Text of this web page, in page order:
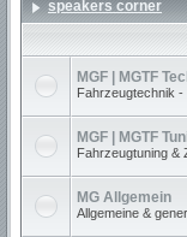
speakers corner
MGF | MGTF
Fahrzeugtechnik
MGF | MGTF
Fahrzeugtuning &
MG Allgemein
Allgemeine &